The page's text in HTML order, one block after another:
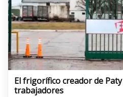
El frigorífico creador de
trabajadores